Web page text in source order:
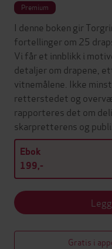
Premium
I denne boken gir
fortellinger om 25
Vi får et innblikk i
detaljer om drapene,
vitnemålene. Ikke
retterstedet og
rapporteres det om
skarpretterens og
Ebok
199,-
Gratis i